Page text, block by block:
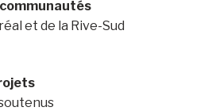
et de la Rive-Sud